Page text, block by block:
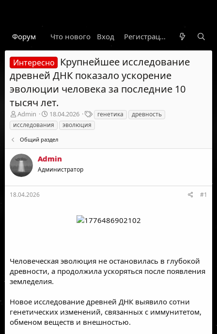
Форум Что нового Гарант Новости
Вход Регистрация
Интересно
Крупнейшее исследование
древней ДНК показало ускорение
эволюции человека за последние 10
тысяч лет.
А
в
т
о
р
т
е
м
Admin
Д
а
т
а
н
а
а
18.04.2026
Т
е
г
генетика
древность
исследования
эволюция
Общий раздел
Admin
Администратор
18.04.2026 #1
Человеческая эволюция не остановилась в глубокой
древности, а продолжила ускоряться после появления
земледелия.
Новое исследование древней ДНК выявило сотни
генетических изменений, связанных с иммунитетом,
обменом веществ и внешностью.